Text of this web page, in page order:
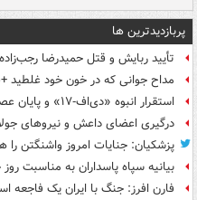
پربازدیدترین ها
تأیید ربایش و قتل حمیدرضا رجب‌زاده
مداح جوانی که در خون خود غلطید
استقرار انبوه «دی‌اف‑۱۷» و پایان عصر پدافند آمریکا +عکس
درگیری اعضای داعش و نیروهای
پزشکیان: جنایات امروز واشنگتن
بیانیه سپاه پاسداران به مناسبت روز
فارن افرز: جنگ با ایران یک فاجعه